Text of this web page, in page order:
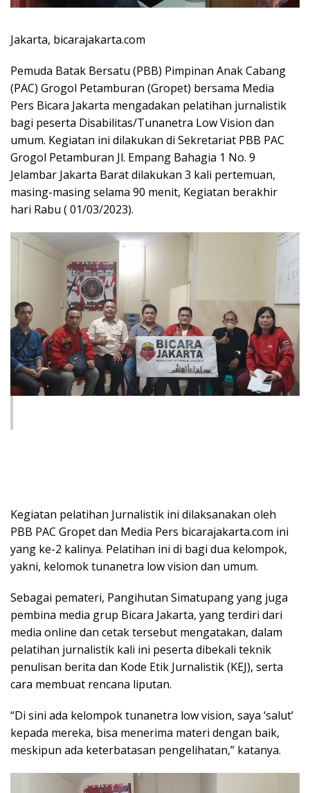
Jakarta, bicarajakarta.com
Pemuda Batak Bersatu (PBB) Pimpinan Anak Cabang
(PAC) Grogol Petamburan (Gropet) bersama Media
Pers Bicara Jakarta mengadakan pelatihan jurnalistik
bagi peserta Disabilitas/Tunanetra Low Vision dan
umum. Kegiatan ini dilakukan di Sekretariat PBB PAC
Grogol Petamburan Jl. Empang Bahagia 1 No. 9
Jelambar Jakarta Barat dilakukan 3 kali pertemuan,
masing-masing selama 90 menit, Kegiatan berakhir
hari Rabu ( 01/03/2023).
Kegiatan pelatihan Jurnalistik ini dilaksanakan oleh
PBB PAC Gropet dan Media Pers bicarajakarta.com ini
yang ke-2 kalinya. Pelatihan ini di bagi dua kelompok,
yakni, kelomok tunanetra low vision dan umum.
Sebagai pemateri, Pangihutan Simatupang yang juga
pembina media grup Bicara Jakarta, yang terdiri dari
media online dan cetak tersebut mengatakan, dalam
pelatihan jurnalistik kali ini peserta dibekali teknik
penulisan berita dan Kode Etik Jurnalistik (KEJ), serta
cara membuat rencana liputan.
“Di sini ada kelompok tunanetra low vision, saya ‘salut’
kepada mereka, bisa menerima materi dengan baik,
meskipun ada keterbatasan pengelihatan,” katanya.